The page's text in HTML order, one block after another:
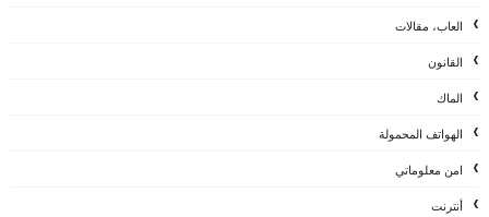
العاب، مقالات
القانون
الماك
الهواتف المحمولة
امن معلوماتي
أنترنت